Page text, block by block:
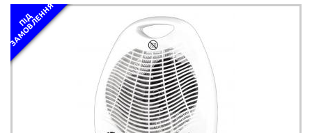
П
І
Д
З
А
М
О
В
Л
Е
Н
Н
Я